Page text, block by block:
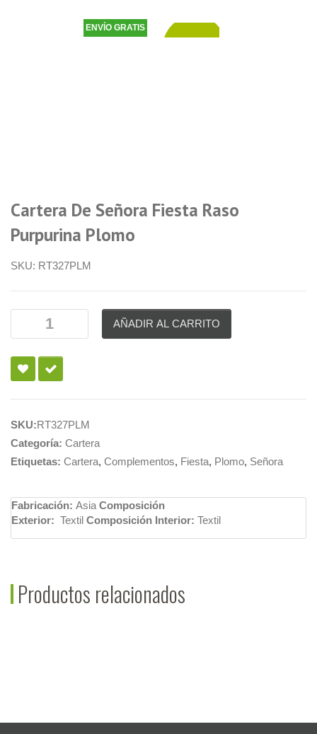
ENVÍO GRATIS
Cartera De Señora Fiesta Raso
Purpurina Plomo
SKU: RT327PLM
AÑADIR AL CARRITO
SKU:RT327PLM
Categoría: Cartera
Etiquetas: Cartera, Complementos, Fiesta, Plomo, Señora
Fabricación: Asia Composición
Exterior: Textil Composición Interior: Textil
Productos relacionados